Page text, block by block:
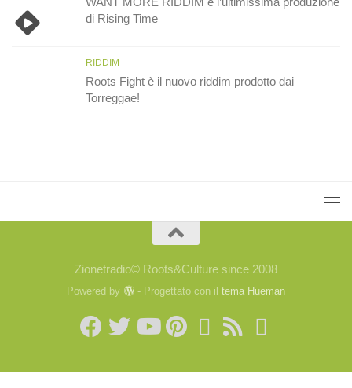
di Rising Time
RIDDIM
Roots Fight è il nuovo riddim prodotto dai
Torreggae!
Zionetradio© Roots&Culture since 2008
Powered by - Progettato con il tema Hueman